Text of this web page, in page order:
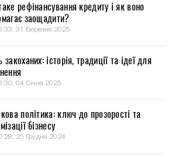
рефінансування кредиту і як воно
заощадити?
31 Березня 2025
закоханих: історія, традиції та ідеї для
04 Січня 2025
політика: ключ до прозорості та
бізнесу
25 Грудня 2024